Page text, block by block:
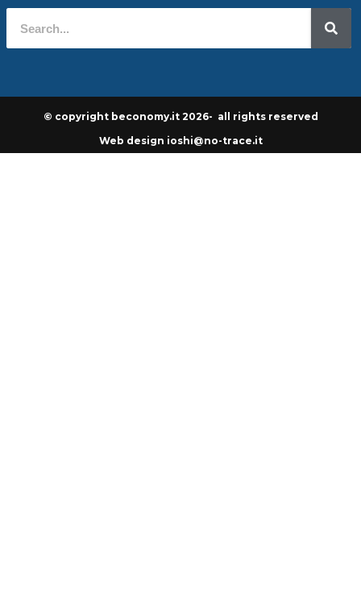
© copyright beconomy.it 2026- all rights reserved
Web design ioshi@no-trace.it